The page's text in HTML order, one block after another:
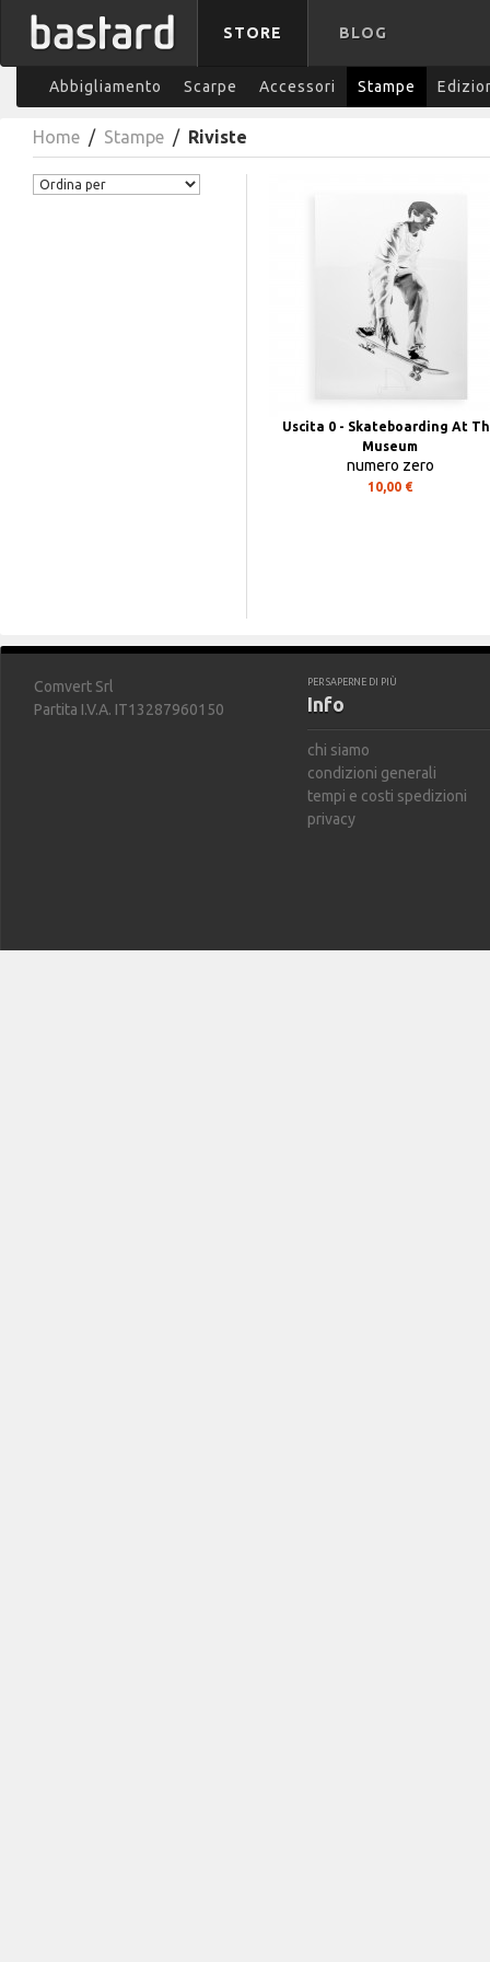
STORE BLOG
Abbigliamento Scarpe Accessori Stampe
Home / Stampe / Riviste
Uscita 0 - Skateboarding At
Museum
numero zero
10,00 €
Comvert Srl
Partita I.V.A. IT13287960150
PER SAPERNE DI PIÙ
Info
chi siamo
condizioni generali
tempi e costi spedizioni
privacy